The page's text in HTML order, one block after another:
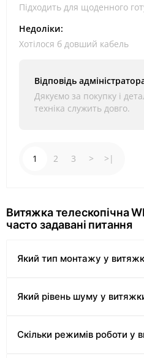
Підходить для щоденного
Недоліки:
Хотілося б довший кабель
Відповідь
Дякуємо за покупку і
техніка служить довго.
1 2 3 > >|
Витяжка телескопічна
часто задавані питання
Який тип монтажу у
Який рівень шуму у
Скільки режимів роботи у